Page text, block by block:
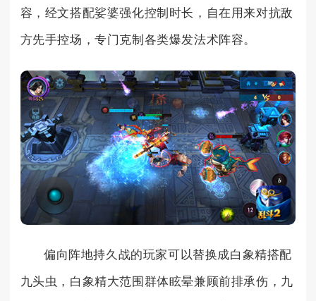
容，经文搭配娑婆强化控制时长，自在用来对抗敌
方先手控场，专门克制各类爆发法术阵容。
偏向阵地持久战的玩家可以替换成白象精搭配
九头虫，白象精大范围群体眩晕兼顾前排承伤，九